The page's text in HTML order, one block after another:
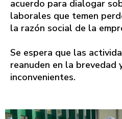
acuerdo para dialogar
laborales que temen
la razón social de la
Se espera que las
reanuden en la brevedad
inconvenientes.